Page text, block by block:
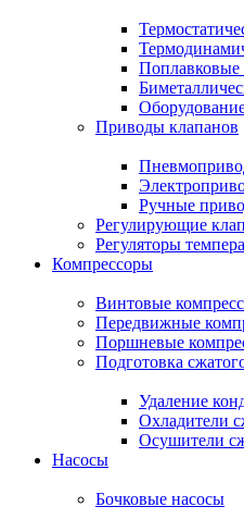
Поплавковые
Приводы клапанов
Ручные
Регулирующие
Регуляторы
Компрессоры
Винтовые
Передвижные
Поршневые
Подготовка
Удаление
Охладители
Осушители
Насосы
Бочковые насосы